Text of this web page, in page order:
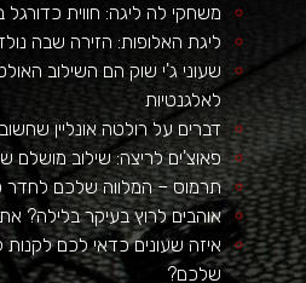
משחקי לה ליגה: חווית
ליגת האלופות: הזירה שבה
שעוני ג'י שוק הם השילוב
לאלגנטיות
דברים על רולטה אונליין
פאוצ'ים לריצה: שילוב מושלם
תרמוס – המלווה שלכם לחדר
אוהבים לרוץ בעיקר בלילה?
איזה שעונים כדאי לכם לקנות
שלכם?